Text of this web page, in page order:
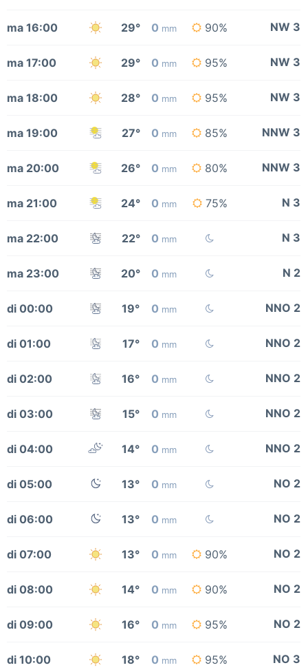
ma 16:00 29° 0 mm 90% NW 3
ma 17:00 29° 0 mm 95% NW 3
ma 18:00 28° 0 mm 95% NW 3
ma 19:00 27° 0 mm 85% NNW 3
ma 20:00 26° 0 mm 80% NNW 3
ma 21:00 24° 0 mm 75% N 3
ma 22:00 22° 0 mm N 3
ma 23:00 20° 0 mm N 2
di 00:00 19° 0 mm NNO 2
di 01:00 17° 0 mm NNO 2
di 02:00 16° 0 mm NNO 2
di 03:00 15° 0 mm NNO 2
di 04:00 14° 0 mm NNO 2
di 05:00 13° 0 mm NO 2
di 06:00 13° 0 mm NO 2
di 07:00 13° 0 mm 90% NO 2
di 08:00 14° 0 mm 90% NO 2
di 09:00 16° 0 mm 95% NO 2
di 10:00 18° 0 mm 95% NO 3